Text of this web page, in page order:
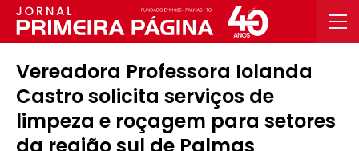
Vereadora Professora Iolanda
Castro solicita serviços de
limpeza e roçagem para setores